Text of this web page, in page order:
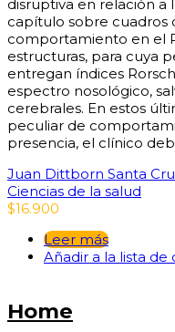
disruptiva en relación a
capítulo sobre cuadros
comportamiento en el
estructuras, para cuya
entregan índices
espectro nosológico,
cerebrales. En estos
peculiar de
presencia, el clínico
Juan Dittborn Santa
Ciencias de la salud
$16.900
Leer más
Añadir a la lista de
Home